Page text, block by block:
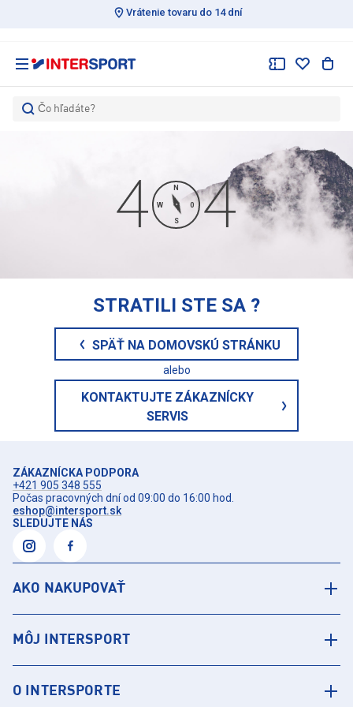
Vrátenie tovaru do 14 dní
Čo hľadáte?
N
0
S
W
STRATILI STE SA ?
SPÄŤ NA DOMOVSKÚ STRÁNKU
alebo
KONTAKTUJTE ZÁKAZNÍCKY
SERVIS
ZÁKAZNÍCKA PODPORA
+421 905 348 555
Počas pracovných dní od 09:00 do 16:00 hod.
eshop@intersport.sk
SLEDUJTE NÁS
AKO NAKUPOVAŤ
MÔJ INTERSPORT
O INTERSPORTE